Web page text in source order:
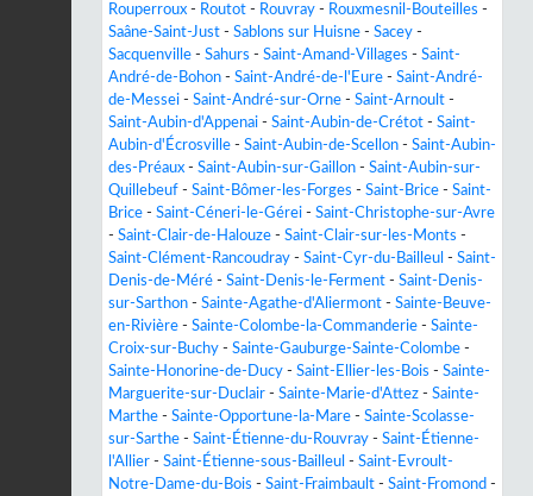
Rouperroux - Routot - Rouvray - Rouxmesnil-Bouteilles -
Saâne-Saint-Just - Sablons sur Huisne - Sacey -
Sacquenville - Sahurs - Saint-Amand-Villages - Saint-
André-de-Bohon - Saint-André-de-l'Eure - Saint-André-
de-Messei - Saint-André-sur-Orne - Saint-Arnoult -
Saint-Aubin-d'Appenai - Saint-Aubin-de-Crétot - Saint-
Aubin-d'Écrosville - Saint-Aubin-de-Scellon - Saint-Aubin-
des-Préaux - Saint-Aubin-sur-Gaillon - Saint-Aubin-sur-
Quillebeuf - Saint-Bômer-les-Forges - Saint-Brice - Saint-
Brice - Saint-Céneri-le-Gérei - Saint-Christophe-sur-Avre
- Saint-Clair-de-Halouze - Saint-Clair-sur-les-Monts -
Saint-Clément-Rancoudray - Saint-Cyr-du-Bailleul - Saint-
Denis-de-Méré - Saint-Denis-le-Ferment - Saint-Denis-
sur-Sarthon - Sainte-Agathe-d'Aliermont - Sainte-Beuve-
en-Rivière - Sainte-Colombe-la-Commanderie - Sainte-
Croix-sur-Buchy - Sainte-Gauburge-Sainte-Colombe -
Sainte-Honorine-de-Ducy - Saint-Ellier-les-Bois - Sainte-
Marguerite-sur-Duclair - Sainte-Marie-d'Attez - Sainte-
Marthe - Sainte-Opportune-la-Mare - Sainte-Scolasse-
sur-Sarthe - Saint-Étienne-du-Rouvray - Saint-Étienne-
l'Allier - Saint-Étienne-sous-Bailleul - Saint-Evroult-
Notre-Dame-du-Bois - Saint-Fraimbault - Saint-Fromond -